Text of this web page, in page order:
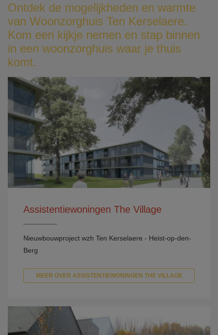
Ontdek de mogelijkheden en warmte
van Woonzorghuis Ten Kerselaere.
Kom een kijkje nemen en stap binnen
in een woonzorghuis waar je thuis
komt.
Assistentiewoningen The Village
Nieuwbouwproject wzh Ten Kerselaere - Heist-op-den-
Berg
MEER OVER ASSISTENTIEWONINGEN THE VILLAGE